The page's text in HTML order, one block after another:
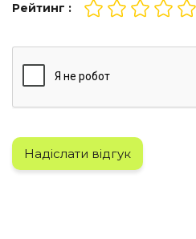
Рейтинг :
Надіслати відгук